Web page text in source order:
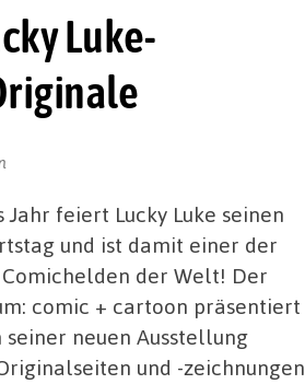
Luke-
Jahr feiert Lucky Luke seinen
und ist damit einer der
der Welt! Der
comic + cartoon präsentiert
seiner neuen Ausstellung
und -zeichnungen